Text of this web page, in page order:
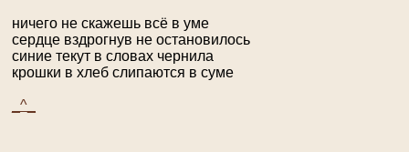
ничего не скажешь всё в уме
сердце вздрогнув не остановилось
синие текут в словах чернила
крошки в хлеб слипаются в суме
_^_